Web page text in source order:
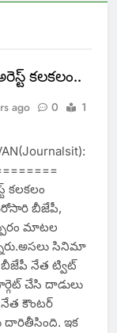
కలకలం..
ago 0
1
కలకలం
బీజేపీ,
మాటల
సినిమా
నేత ట్విట్
చేసి దాడులు
నేత కౌంటర్
దారితీసింది. ఇక